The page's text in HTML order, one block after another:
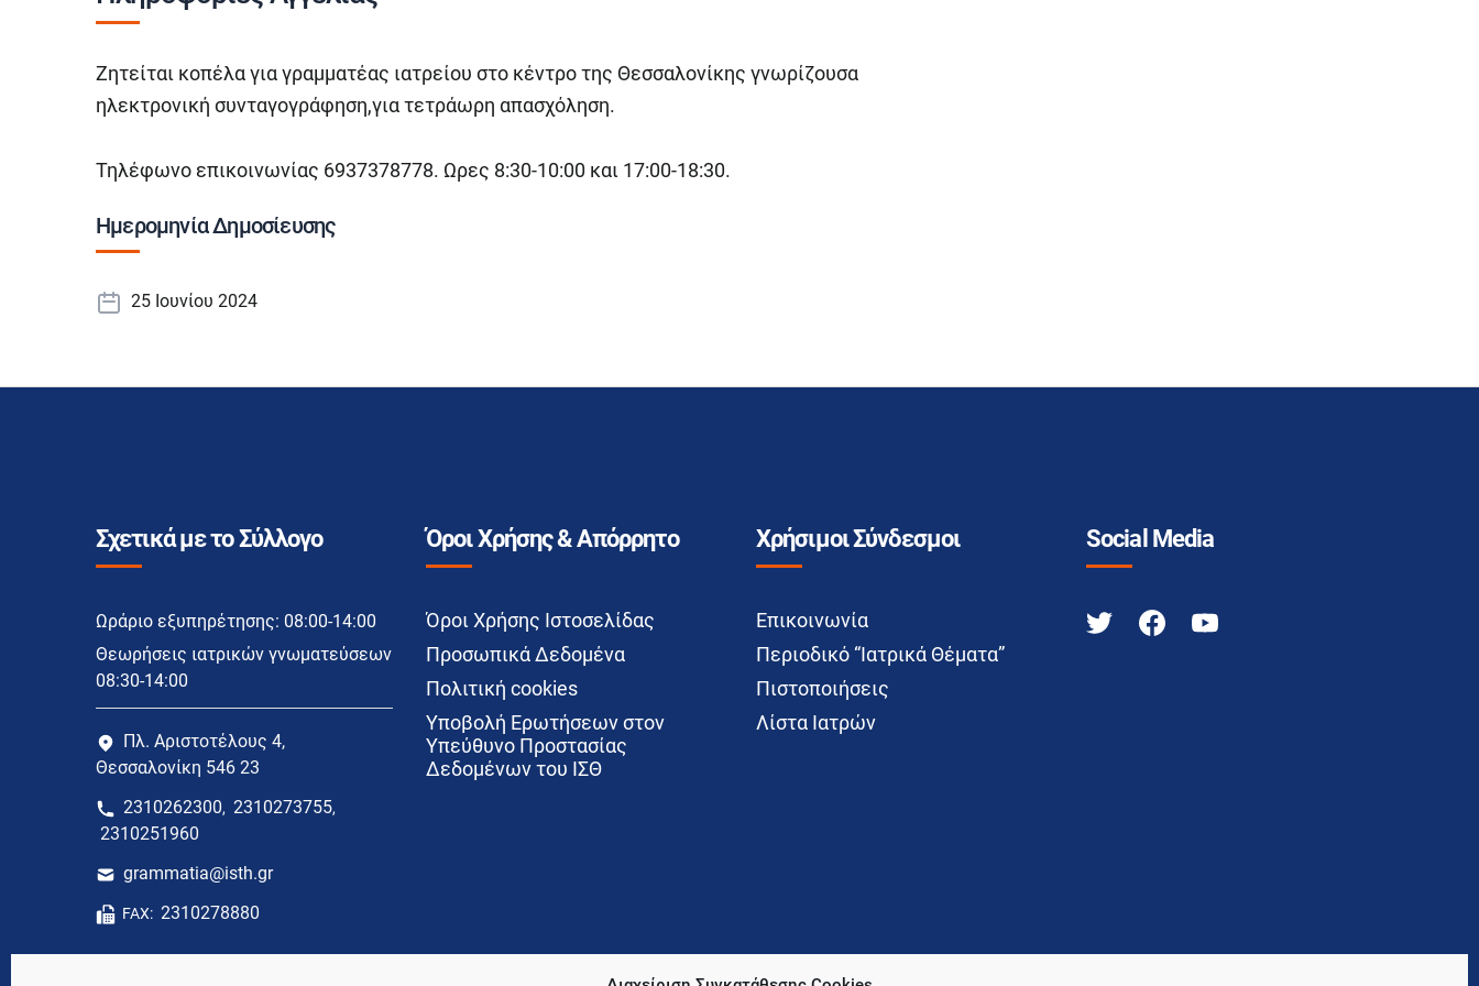
Ζητείται κοπέλα για γραμματέας ιατρείου στο κέντρο της Θεσσαλονίκης γνωρίζουσα
ηλεκτρονική συνταγογράφηση,για τετράωρη απασχόληση.
Τηλέφωνο επικοινωνίας 6937378778. Ωρες 8:30-10:00 και 17:00-18:30.
Ημερομηνία Δημοσίευσης
25 Ιουνίου 2024
Σχετικά με το Σύλλογο
Ωράριο εξυπηρέτησης: 08:00-14:00
Θεωρήσεις ιατρικών γνωματεύσεων
08:30-14:00
Πλ. Αριστοτέλους 4,
Θεσσαλονίκη 546 23
2310262300, 2310273755,
2310251960
grammatia@isth.gr
FAX: 2310278880
Όροι Χρήσης & Απόρρητο
Όροι Χρήσης Ιστοσελίδας
Προσωπικά Δεδομένα
Πολιτική cookies
Υποβολή Ερωτήσεων στον
Υπεύθυνο Προστασίας
Δεδομένων του ΙΣΘ
Χρήσιμοι Σύνδεσμοι
Επικοινωνία
Περιοδικό “Ιατρικά Θέματα”
Πιστοποιήσεις
Λίστα Ιατρών
Social Media